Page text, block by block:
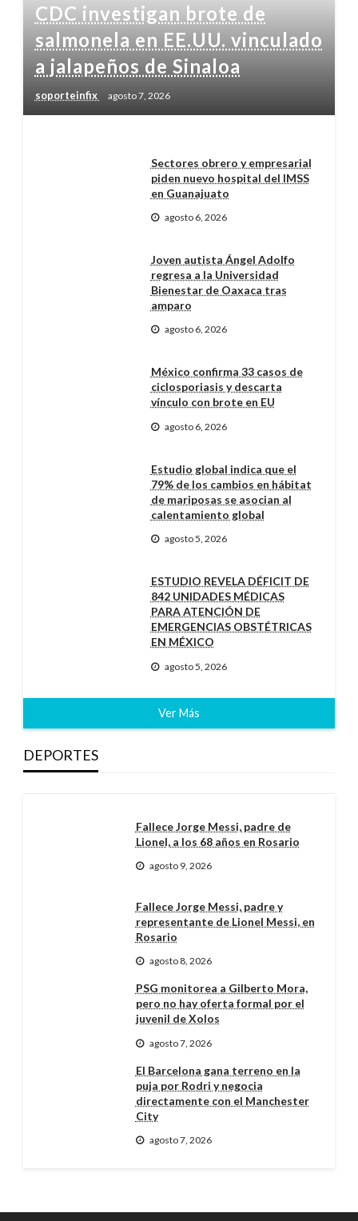
CDC investigan brote de
salmonela en EE.UU. vinculado
a jalapeños de Sinaloa
soporteinfix agosto 7, 2026
Sectores obrero y empresarial
piden nuevo hospital del IMSS
en Guanajuato
agosto 6, 2026
Joven autista Ángel Adolfo
regresa a la Universidad
Bienestar de Oaxaca tras
amparo
agosto 6, 2026
México confirma 33 casos de
ciclosporiasis y descarta
vínculo con brote en EU
agosto 6, 2026
Estudio global indica que el
79% de los cambios en hábitat
de mariposas se asocian al
calentamiento global
agosto 5, 2026
ESTUDIO REVELA DÉFICIT DE
842 UNIDADES MÉDICAS
PARA ATENCIÓN DE
EMERGENCIAS OBSTÉTRICAS
EN MÉXICO
agosto 5, 2026
Ver Más
DEPORTES
Fallece Jorge Messi, padre de
Lionel, a los 68 años en Rosario
agosto 9, 2026
Fallece Jorge Messi, padre y
representante de Lionel Messi, en
Rosario
agosto 8, 2026
PSG monitorea a Gilberto Mora,
pero no hay oferta formal por el
juvenil de Xolos
agosto 7, 2026
El Barcelona gana terreno en la
puja por Rodri y negocia
directamente con el Manchester
City
agosto 7, 2026